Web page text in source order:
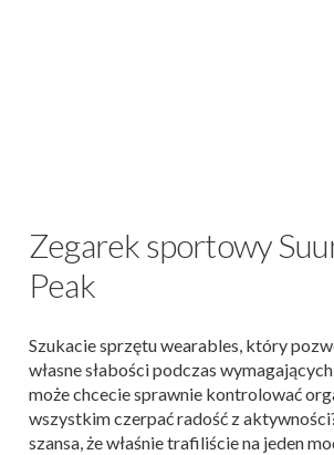
Zegarek sportowy
Peak
Szukacie sprzętu wearables, który
własne słabości podczas
może chcecie sprawnie kontrolować
wszystkim czerpać radość z
szansa, że właśnie trafiliście na jeden